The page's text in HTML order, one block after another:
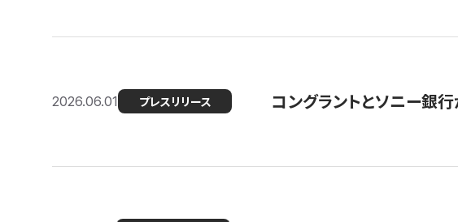
2026.06.01 プレスリリース コングラントとソニー銀